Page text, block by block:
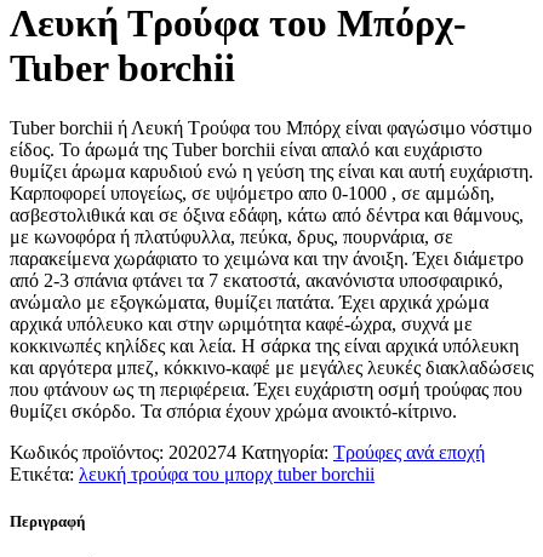
Λευκή Τρούφα του Μπόρχ-
Tuber borchii
Tuber borchii ή Λευκή Τρούφα του Μπόρχ είναι φαγώσιμο νόστιμο
είδος. Το άρωμά της Tuber borchii είναι απαλό και ευχάριστο
θυμίζει άρωμα καρυδιού ενώ η γεύση της είναι και αυτή ευχάριστη.
Καρποφορεί υπογείως, σε υψόμετρο απο 0-1000 , σε αμμώδη,
ασβεστολιθικά και σε όξινα εδάφη, κάτω από δέντρα και θάμνους,
με κωνοφόρα ή πλατύφυλλα, πεύκα, δρυς, πουρνάρια, σε
παρακείμενα χωράφιατο το χειμώνα και την άνοιξη. Έχει διάμετρο
από 2-3 σπάνια φτάνει τα 7 εκατοστά, ακανόνιστα υποσφαιρικό,
ανώμαλο με εξογκώματα, θυμίζει πατάτα. Έχει αρχικά χρώμα
αρχικά υπόλευκο και στην ωριμότητα καφέ-ώχρα, συχνά με
κοκκινωπές κηλίδες και λεία. Η σάρκα της είναι αρχικά υπόλευκη
και αργότερα μπεζ, κόκκινο-καφέ με μεγάλες λευκές διακλαδώσεις
που φτάνουν ως τη περιφέρεια. Έχει ευχάριστη οσμή τρούφας που
θυμίζει σκόρδο. Τα σπόρια έχουν χρώμα ανοικτό-κίτρινο.
Κωδικός προϊόντος: 2020274 Κατηγορία: Τρούφες ανά εποχή
Ετικέτα: λευκή τρούφα του μπορχ tuber borchii
Περιγραφή